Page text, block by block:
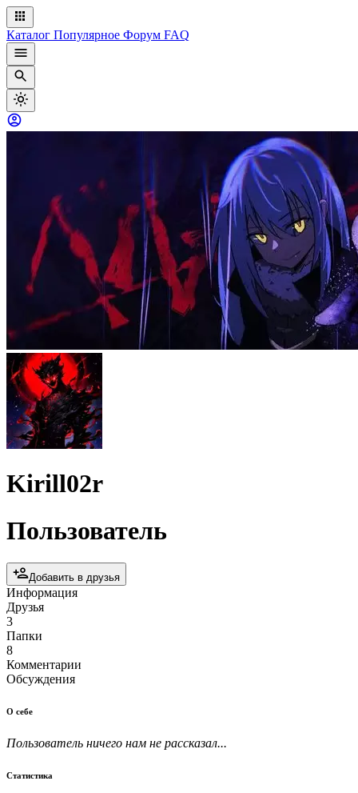
Каталог Популярное Форум FAQ
Kirill02r
Пользователь
Добавить в друзья
Информация
Друзья
3
Папки
8
Комментарии
Обсуждения
О себе
Пользователь ничего нам не рассказал...
Статистика